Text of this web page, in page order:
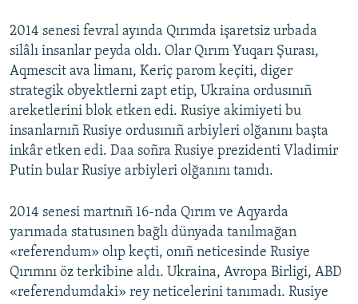
2014 senesi fevral ayında Qırımda işaretsiz urbada
silâlı insanlar peyda oldı. Olar Qırım Yuqarı Şurası,
Aqmescit ava limanı, Keriç parom keçiti, diger
strategik obyektlerni zapt etip, Ukraina ordusınıñ
areketlerini blok etken edi. Rusiye akimiyeti bu
insanlarnıñ Rusiye ordusınıñ arbiyleri olğanını başta
inkâr etken edi. Daa soñra Rusiye prezidenti Vladimir
Putin bular Rusiye arbiyleri olğanını tanıdı.
2014 senesi martnıñ 16-nda Qırım ve Aqyarda
yarımada statusınen bağlı dünyada tanılmağan
«referendum» olıp keçti, onıñ neticesinde Rusiye
Qırımnı öz terkibine aldı. Ukraina, Avropa Birligi, ABD
«referendumdaki» rey neticelerini tanımadı. Rusiye